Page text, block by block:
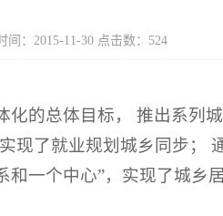
间：2015-11-30 点击数： 524
的总体目标， 推出系列
现了就业规划城乡同步；
一个中心”，实现了城乡